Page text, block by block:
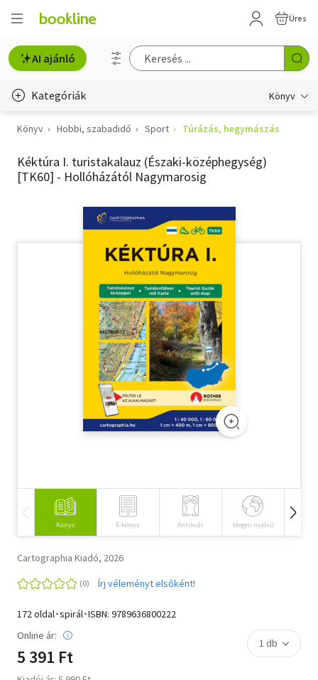
Üres
AI ajánló
Kategóriák Könyv
Életmód, egészség
Erotika
Hobbi, szabadidő
Szótár, nyelvkönyv
Tankönyv, segédkönyv
Társadalomtudomány
Természettudomány
Könyv Hobbi, szabadidő Sport Túrázás, hegymászás
Kéktúra I. turistakalauz (Északi-középhegység)
[TK60] - Hollóházától Nagymarosig
Könyv E-könyv Antikvár Idegen nyelvű
Cartographia Kiadó, 2026
Írj véleményt elsőként!
172 oldal･spirál･ISBN: 9789636800222
Online ár:
5 391 Ft